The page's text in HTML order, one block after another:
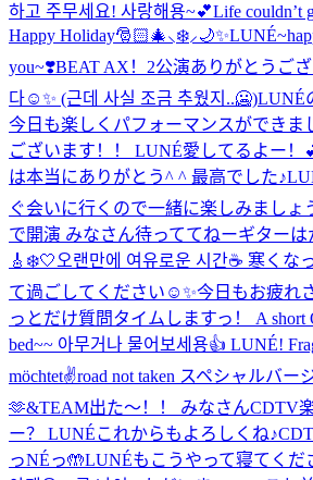
하고 주무세요! 사랑해용~💕Life couldn’t
Happy Holiday🎅🏻🎄⸜❄️⸝🌙✨
you~❣️BEAT AX！2公演ありがとうござ
다☺️✨ (근데 사실 조금 추웠지..🥶)LUNÉ
今日も楽しくパフォーマンスができま
ございます！！ LUNÉ愛してるよー！
は本当にありがとう^ ^ 最高でした♪
ぐ会いに行くので一緒に楽しみましょ
で開演 みなさん待っててねーギターは
🎸 ❄️🤍 오랜만에 여유로운 시간☕️ 寒くな
て過ごしてください☺️✨今日もお疲れ
っとだけ質問タイムしますっ！ A short
bed~~ 아무거나 물어보세용👍 LUNÉ!
möchtet✌️road not taken スペシャルバー
🫶&TEAM出た〜！！ みなさんCDTV
ー？ LUNÉこれからもよろしくね♪
っNÉっ🤲LUNÉもこうやって寝てくだ